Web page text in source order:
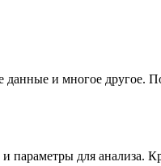
и многое другое.
для анализа.